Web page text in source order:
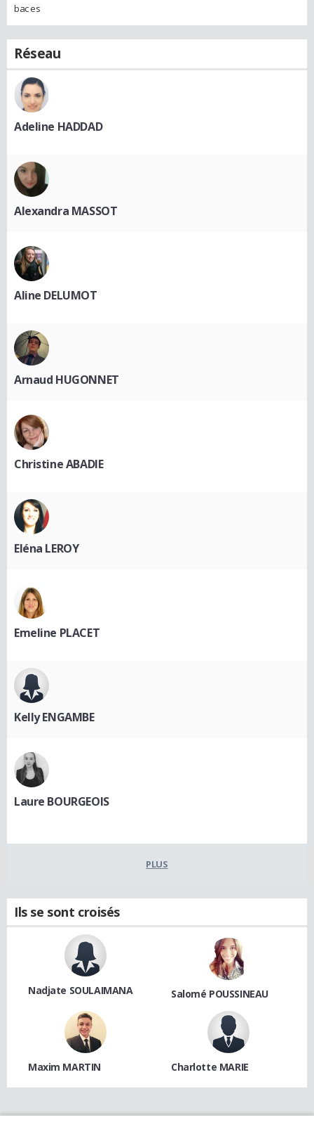
bac es
Réseau
Adeline HADDAD
Alexandra MASSOT
Aline DELUMOT
Arnaud HUGONNET
Christine ABADIE
Eléna LEROY
Emeline PLACET
Kelly ENGAMBE
Laure BOURGEOIS
PLUS
Ils se sont croisés
Nadjate SOULAIMANA Salomé POUSSINEAU
Maxim MARTIN Charlotte MARIE